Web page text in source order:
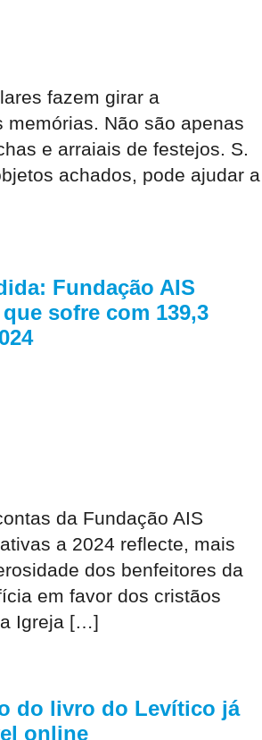
fazem girar a
memórias. Não são apenas
e arraiais de festejos. S.
achados, pode ajudar a
Fundação AIS
sofre com 139,3
da Fundação AIS
a 2024 reflecte, mais
dos benfeitores da
em favor dos cristãos
Igreja […]
do livro do Levítico já
online